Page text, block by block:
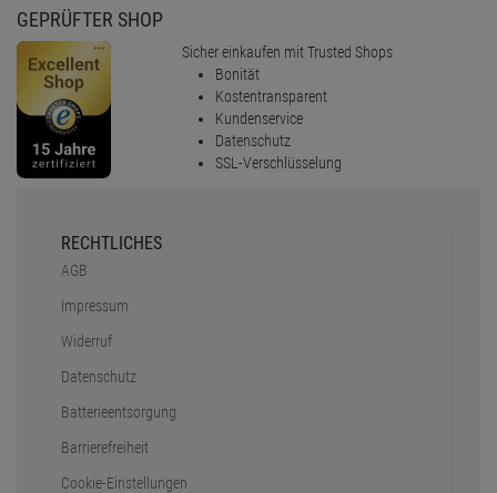
GEPRÜFTER SHOP
Sicher einkaufen mit Trusted Shops
Bonität
Kostentransparent
Kundenservice
Datenschutz
SSL-Verschlüsselung
RECHTLICHES
AGB
Impressum
Widerruf
Datenschutz
Batterieentsorgung
Barrierefreiheit
Cookie-Einstellungen